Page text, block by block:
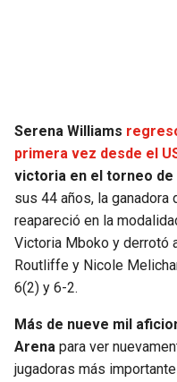
LIONS
PACKERS
PANTHERS
SAINTS
NUGGETS
TIMBERWOLVES
JAZZ
Serena Williams
primera vez desde el
victoria en el torneo de
sus 44 años, la ganadora
reapareció en la
Victoria Mboko y derrotó
Routliffe y Nicole
6(2) y 6-2.
Más de nueve mil
Arena para ver
jugadoras más